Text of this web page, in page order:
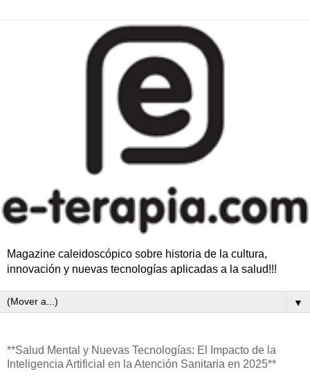
Magazine caleidoscópico sobre historia de la cultura,
innovación y nuevas tecnologías aplicadas a la salud!!!
▼
**Salud Mental y Nuevas Tecnologías: El Impacto de la
Inteligencia Artificial en la Atención Sanitaria en 2025**